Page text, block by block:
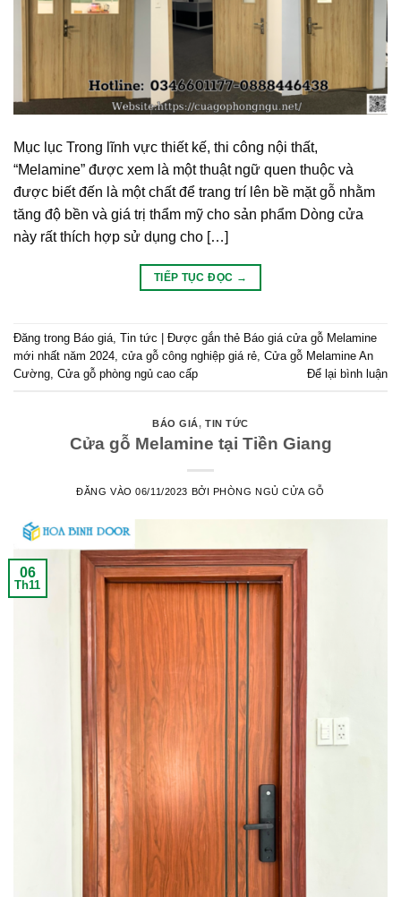
Mục lục Trong lĩnh vực thiết kế, thi công nội thất,
“Melamine” được xem là một thuật ngữ quen thuộc và
được biết đến là một chất để trang trí lên bề mặt gỗ nhằm
tăng độ bền và giá trị thẩm mỹ cho sản phẩm Dòng cửa
này rất thích hợp sử dụng cho […]
TIẾP TỤC ĐỌC →
Đăng trong Báo giá, Tin tức Được gắn thẻ Báo giá cửa gỗ Melamine
mới nhất năm 2024, cửa gỗ công nghiệp giá rẻ, Cửa gỗ Melamine An
Cường, Cửa gỗ phòng ngủ cao cấp Để lại bình luận
BÁO GIÁ,TIN TỨC
Cửa gỗ Melamine tại Tiền Giang
ĐĂNG VÀO06/11/2023 BỞI PHÒNG NGỦ CỬA GỖ
06
Th11